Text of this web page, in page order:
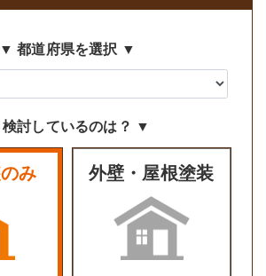
▼ 都道府県を選択 ▼
討しているのは？ ▼
み 外壁・屋根塗装